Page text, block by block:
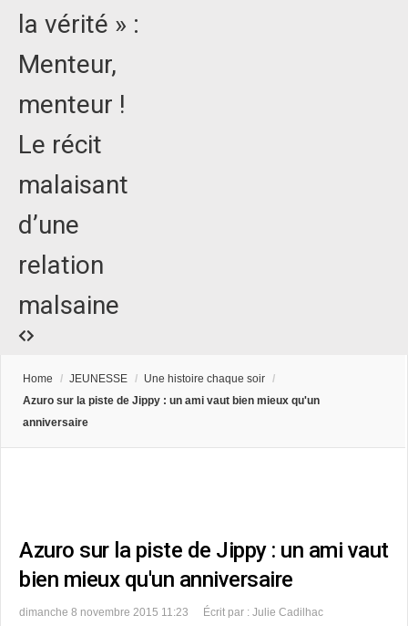
la vérité » :
Menteur,
menteur !
Le récit
malaisant
d’une
relation
malsaine
Home / JEUNESSE / Une histoire chaque soir /
Azuro sur la piste de Jippy : un ami vaut bien mieux qu'un
anniversaire
Azuro sur la piste de Jippy : un ami vaut
bien mieux qu'un anniversaire
dimanche 8 novembre 2015 11:23 Écrit par : Julie Cadilhac